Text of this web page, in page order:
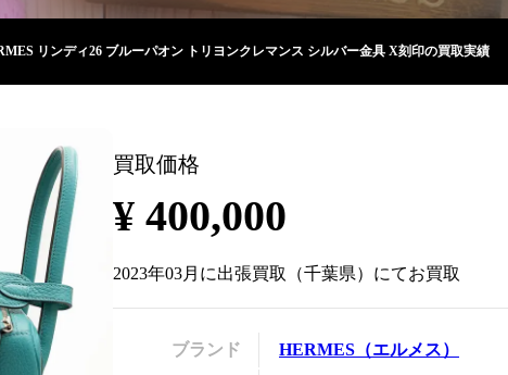
リンディ26 ブルーパオン トリヨンクレマンス シルバー金具 X刻印の買取実績
買取価格
¥ 400,000
2023年03月 に出張買取 （千葉県）にてお買取
ブランド HERMES （エルメス）